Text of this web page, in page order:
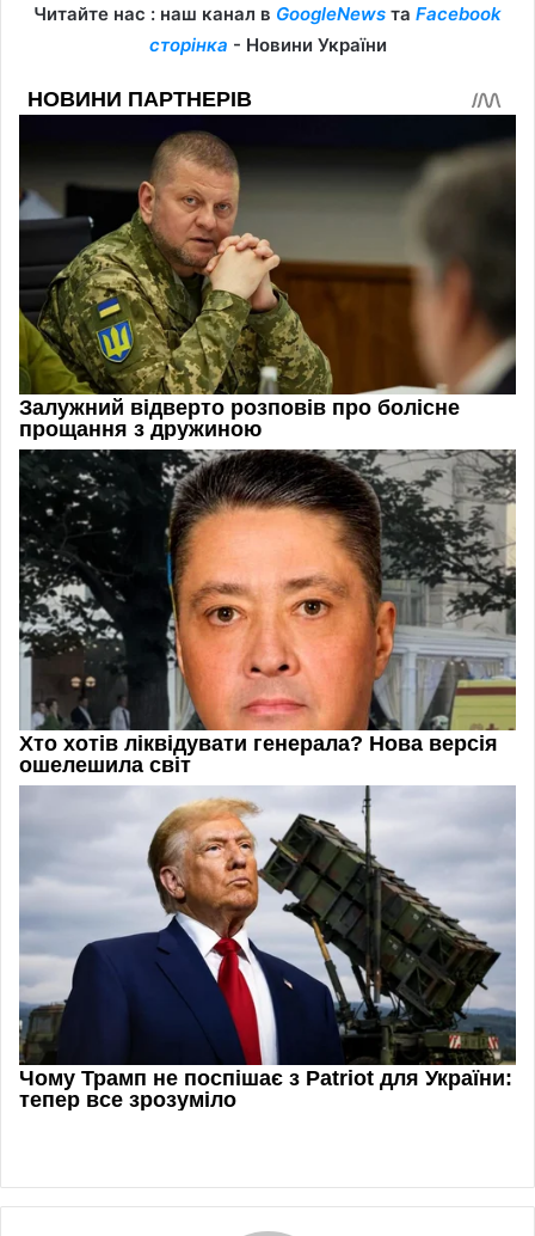
Читайте нас : наш канал в GoogleNews та Facebook
сторінка - Новини України